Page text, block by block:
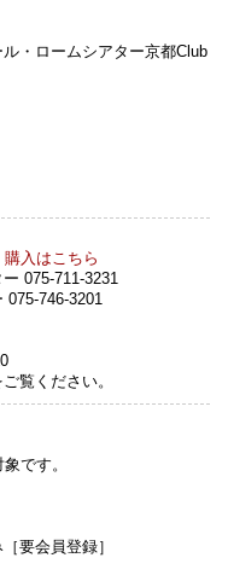
・ロームシアター京都Club
入はこちら
075-711-3231
075-746-3201
覧ください。
です。
要会員登録］